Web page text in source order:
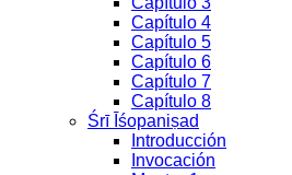
Capítulo 4
Capítulo 5
Capítulo 6
Capítulo 7
Capítulo 8
Śrī Īśopaniṣad
Introducción
Invocación